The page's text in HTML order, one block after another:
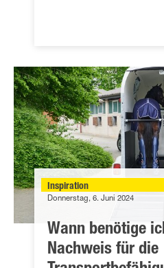
Inspiration
Donnerstag, 6. Juni 2024
Wann benötige
Nachweis für die